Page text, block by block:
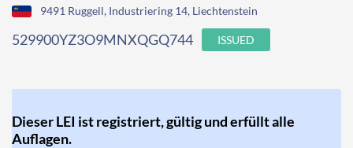
9491 Ruggell, Industriering 14, Liechtenstein
529900YZ3O9MNXQGQ744 ISSUED
Dieser LEI ist registriert, gültig und erfüllt alle
Auflagen.